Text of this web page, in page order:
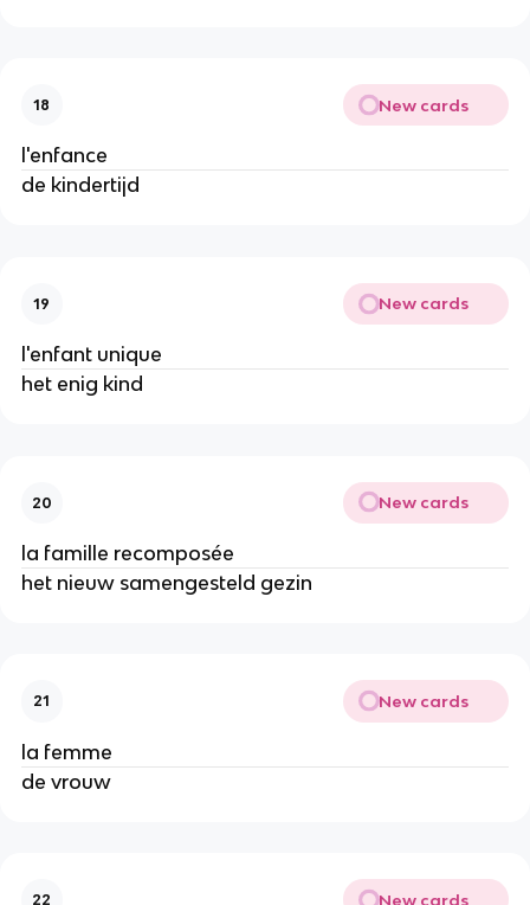
18 New cards
l'enfance
de kindertijd
19 New cards
l'enfant unique
het enig kind
20 New cards
la famille recomposée
het nieuw samengesteld gezin
21 New cards
la femme
de vrouw
22 New cards